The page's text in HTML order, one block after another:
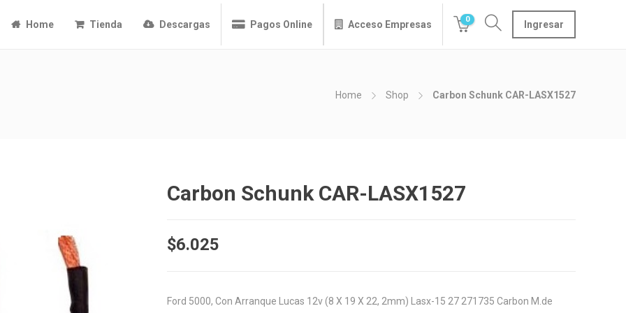
Home Tienda Descargas Pagos Online Acceso Empresas 0 Ingresar
Home Shop Carbon Schunk CAR-LASX1527
Carbon Schunk CAR-LASX1527
$6.025
Ford 5000, Con Arranque Lucas 12v (8 X 19 X 22, 2mm) Lasx-15 27 271735 Carbon M.de